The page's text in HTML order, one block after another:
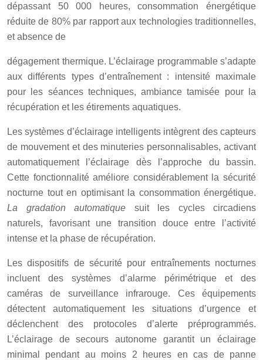
dépassant 50 000 heures, consommation énergétique
réduite de 80% par rapport aux technologies traditionnelles,
et absence de
dégagement thermique. L’éclairage programmable s’adapte
aux différents types d’entraînement : intensité maximale
pour les séances techniques, ambiance tamisée pour la
récupération et les étirements aquatiques.
Les systèmes d’éclairage intelligents intègrent des capteurs
de mouvement et des minuteries personnalisables, activant
automatiquement l’éclairage dès l’approche du bassin.
Cette fonctionnalité améliore considérablement la sécurité
nocturne tout en optimisant la consommation énergétique.
La gradation automatique suit les cycles circadiens
naturels, favorisant une transition douce entre l’activité
intense et la phase de récupération.
Les dispositifs de sécurité pour entraînements nocturnes
incluent des systèmes d’alarme périmétrique et des
caméras de surveillance infrarouge. Ces équipements
détectent automatiquement les situations d’urgence et
déclenchent des protocoles d’alerte préprogrammés.
L’éclairage de secours autonome garantit un éclairage
minimal pendant au moins 2 heures en cas de panne